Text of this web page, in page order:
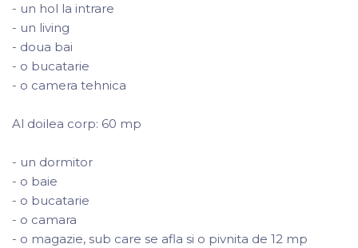
- un hol la intrare
- un living
- doua bai
- o bucatarie
- o camera tehnica
Al doilea corp: 60 mp
- un dormitor
- o baie
- o bucatarie
- o camara
- o magazie, sub care se afla si o pivnita de 12 mp